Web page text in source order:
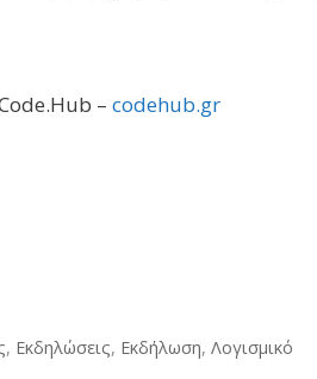
– codehub.gr
, Εκδηλώσεις, Εκδήλωση, Λογισμικό